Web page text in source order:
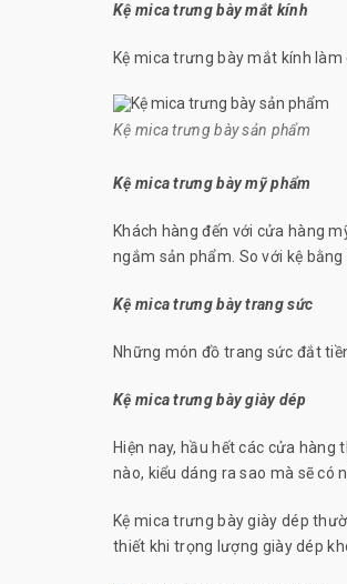
Kệ mica trưng bày mắt kính
Kệ mica trưng bày mắt kính
Kệ mica trưng bày sản phẩm
Kệ mica trưng bày mỹ phẩm
Khách hàng đến với cửa hàng
ngắm sản phẩm. So với kệ
Kệ mica trưng bày trang sức
Những món đồ trang sức đắt
Kệ mica trưng bày giày dép
Hiện nay, hầu hết các cửa
nào, kiểu dáng ra sao mà sẽ có
Kệ mica trưng bày giày dép
thiết khi trọng lượng giày dép